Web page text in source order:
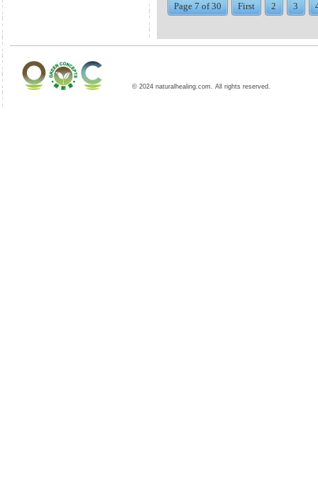
Page 7 of 30 First 2 3
© 2024 naturalhealing.com. All rights reserved.